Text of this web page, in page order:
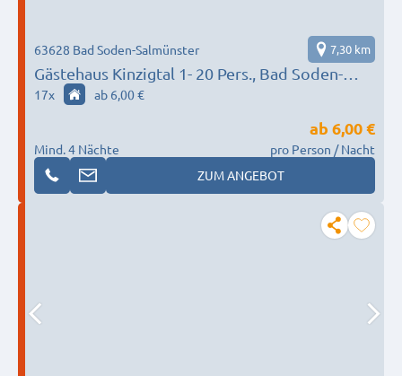
Gästehaus Kinzigtal 1- 20 Pers., Bad Soden-
Salmünster / Wächtersbach / Biebergemünd
63628 Bad Soden-Salmünster 7,30 km
17x ab 6,00 €
Mind. 4 Nächte
ab 6,00 €
pro Person / Nacht
ZUM ANGEBOT